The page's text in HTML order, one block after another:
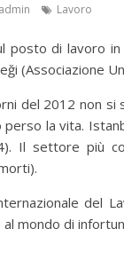
admin Lavoro
posto di lavoro
(Associazione
del 2012 non
la vita.
Il settore più
del
mondo di